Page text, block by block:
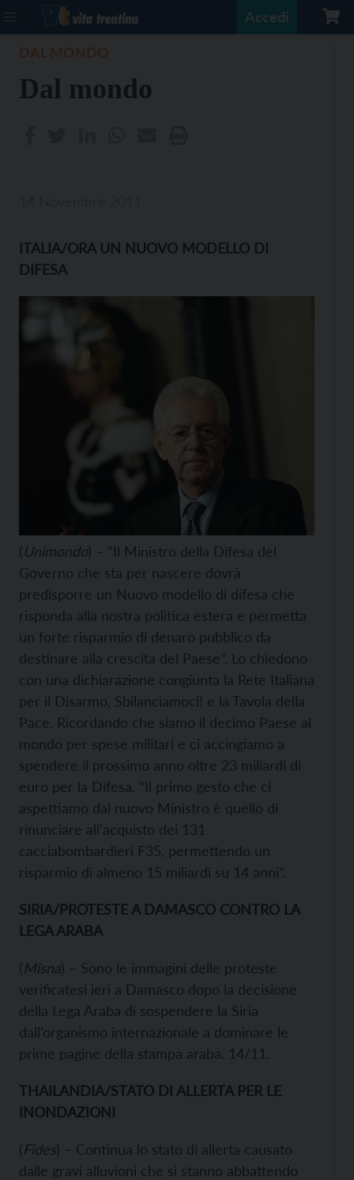
Accedi
Dal mondo
ITALIA/ORA UN NUOVO MODELLO DI
DIFESA
(Unimondo) – “Il Ministro della Difesa del
Governo che sta per nascere dovrà
predisporre un Nuovo modello di difesa che
risponda alla nostra politica estera e permetta
un forte risparmio di denaro pubblico da
destinare alla crescita del Paese”. Lo chiedono
con una dichiarazione congiunta la Rete Italiana
per il Disarmo, Sbilanciamoci! e la Tavola della
Pace. Ricordando che siamo il decimo Paese al
mondo per spese militari e ci accingiamo a
spendere il prossimo anno oltre 23 miliardi di
euro per la Difesa. “Il primo gesto che ci
aspettiamo dal nuovo Ministro è quello di
rinunciare all’acquisto dei 131
cacciabombardieri F35, permettendo un
risparmio di almeno 15 miliardi su 14 anni”.
SIRIA/PROTESTE A DAMASCO CONTRO LA
LEGA ARABA
(Misna) – Sono le immagini delle proteste
verificatesi ieri a Damasco dopo la decisione
della Lega Araba di sospendere la Siria
dall’organismo internazionale a dominare le
prime pagine della stampa araba. 14/11.
THAILANDIA/STATO DI ALLERTA PER LE
INONDAZIONI
(Fides) – Continua lo stato di allerta causato
dalle gravi alluvioni che si stanno abbattendo